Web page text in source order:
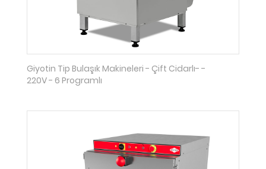
Giyotin Tip Bulaşık Makineleri - Çift Cidarlı- -
220V - 6 Programlı